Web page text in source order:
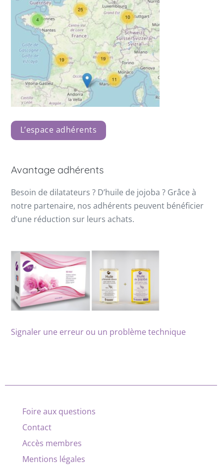
L’espace adhérents
Avantage adhérents
Besoin de dilatateurs ? D’huile de jojoba ? Grâce à
notre partenaire, nos adhérents peuvent bénéficier
d’une réduction sur leurs achats.
Signaler une erreur ou un problème technique
Foire aux questions
Contact
Accès membres
Mentions légales